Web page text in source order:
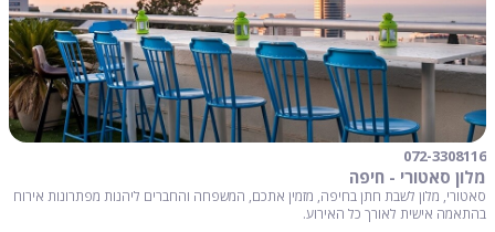
072-3308116
מלון סאטורי - חיפה
סאטורי, מלון לשבת חתן בחיפה, מזמין אתכם, המשפחה והחברים ליהנות מפתרונות אירוח
בהתאמה אישית לאורך כל האירוע.